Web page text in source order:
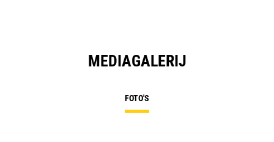
MEDIAGALERIJ
FOTO'S